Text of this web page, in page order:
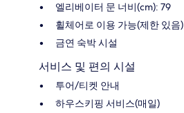
엘리베이터 문 너비(cm): 79
휠체어로 이용 가능(제한 있음)
금연 숙박 시설
서비스 및 편의 시설
투어/티켓 안내
하우스키핑 서비스(매일)